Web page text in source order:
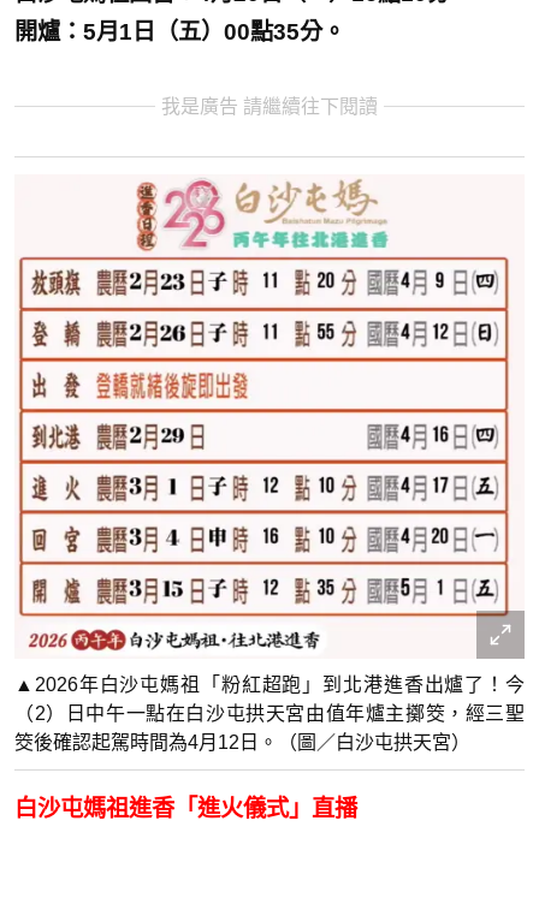
開爐：5月1日（五）00點35分。
我是廣告 請繼續往下閱讀
▲2026年白沙屯媽祖「粉紅超跑」到北港進香出爐了！今
（2）日中午一點在白沙屯拱天宮由值年爐主擲筊，經三聖
筊後確認起駕時間為4月12日。（圖／白沙屯拱天宮）
白沙屯媽祖進香「進火儀式」直播